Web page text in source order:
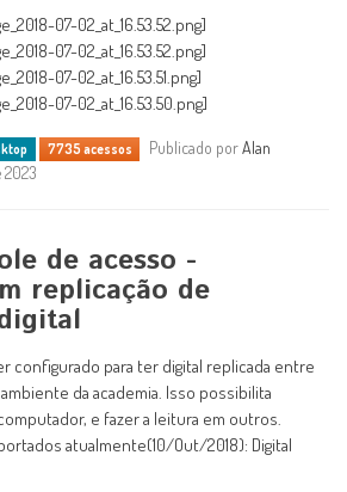
07-02_at_16.53.52.png]
07-02_at_16.53.52.png]
07-02_at_16.53.51.png]
07-02_at_16.53.50.png]
7735 acessos Publicado porAlan
2023
de acesso -
replicação de
configurado para ter digital replicada entre
da academia. Isso possibilita
e fazer a leitura em outros.
atualmente(10/Out/2018): Digital